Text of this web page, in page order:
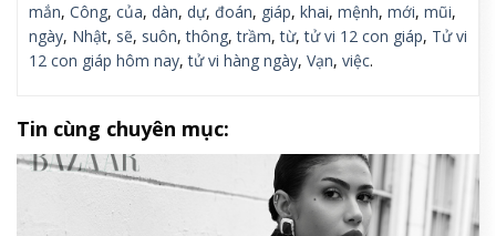
mắn, Công, của, dàn, dự, đoán, giáp, khai, mệnh, mới, mũi,
ngày, Nhật, sẽ, suôn,thông,trầm,từ,tử vi 12 con giáp, Tử vi
12 con giáp hôm nay,tử vi hàng ngày, Vạn, việc.
Tin cùng chuyên mục: